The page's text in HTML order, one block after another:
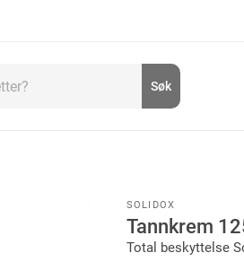
Søk
SOLIDOX
Tannkrem
Total beskyttelse